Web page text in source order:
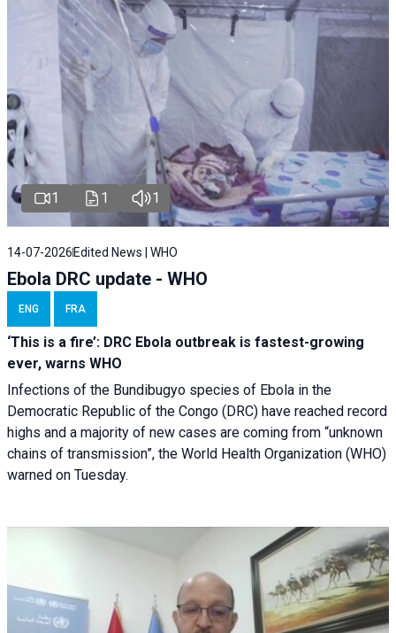
1 1 1
14-07-2026 Edited News | WHO
Ebola DRC update - WHO
ENG FRA
‘This is a fire’: DRC Ebola outbreak is fastest-growing
ever, warns WHO
Infections of the Bundibugyo species of Ebola in the
Democratic Republic of the Congo (DRC) have reached record
highs and a majority of new cases are coming from “unknown
chains of transmission”, the World Health Organization (WHO)
warned on Tuesday.